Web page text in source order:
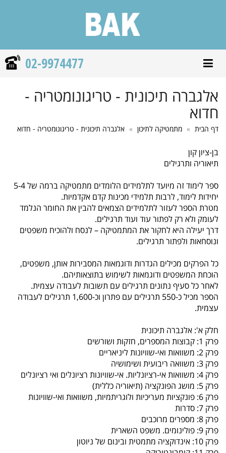
02-9974477 פתח/סגור תפריט ניווט
אלגברה תיכונית - טריגונומטריה -
חדוא
דף הבית מתמטיקה לתיכון אלגברה תיכונית - טריגונומטריה - חדוא
בן-ציון קון
תיאוריה ותרגילים
ספר לימוד זה מיועד לתלמידים הלומדים מתמטיקה ברמה של 5-4
יחידות לימוד, לרבות תלמידי מכינות קדם אקדמיות.
מטרת הספר לעזור לתלמידים הצמאים להבין את החומר הנלמד
לעומק ולא רק לפתור עוד ועוד תרגילים.
דרך יעילה היא לחקור את המתמטיקה – לנסח ולהוכיח משפטים
ונוסחאות ולפתור תרגילים.
כל הפרקים מכילים הגדרות ודוגמאות המסבירות אותן, משפטים,
הוכחת המשפטים ודוגמאות לשימוש בתוצאותיהם.
לאחר כל סעיף נתונים תרגילים עם תשובות לעבודה עצמית.
הספר מכיל כ-550 תרגילים עם פתרון וכ-1,600 תרגילים לעבודה
עצמית.
חלק א': אלגברה תיכונית
פרק 1: קבוצות המספרים, חזקות ושורשים
פרק 2: משוואות ואי-שוויונות ליניאריים
פרק 3: משוואה ריבועית ושימושיה
פרק 4: משוואות אי-רציונליות. אי-שוויונות רציונלים ואי רציונלים
פרק 5: מושג הפונקציה (תיאוריה כללית)
פרק 6: פונקציות מעריכיות ולוגריתמיות, משוואות ואי-שוויונות
פרק 7: סדרות
פרק 8: מספרים מרוכבים
פרק 9: פולינומים. משפט השארית
פרק 10: אינדוקציה מתמטית ובינום של ניוטון